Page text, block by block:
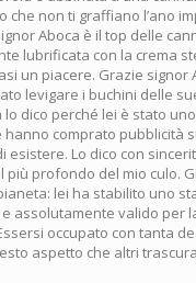
che non ti graffiano l’ano
Aboca è il top delle
lubrificata con la crema
un piacere. Grazie signor
levigare i buchini delle
lo dico perché lei è stato
hanno comprato pubblicità
esistere. Lo dico con
profondo del mio culo.
lei ha stabilito uno
assolutamente valido per
occupato con tanta
aspetto che altri